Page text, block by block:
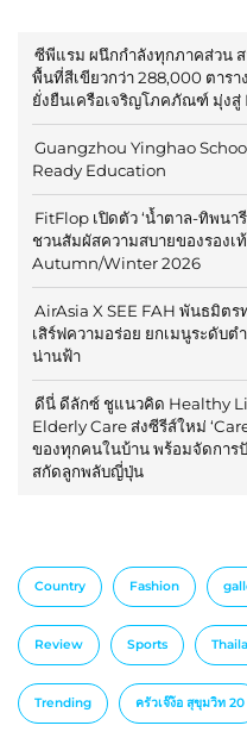
ซีพีแรม ผนึกกำลังทุกภาคส่วน ส
พื้นที่สีเขียวกว่า 288,000 ตาร
ยั่งยืนเครือเจริญโภคภัณฑ์ มุ่งสู่
Guangzhou Yinghao
Ready Education
FitFlop เปิดตัว ‘น้ำตาล-ทิพน
ชวนสัมผัสความสบายของรองเ
Autumn/Winter 2026
AirAsia X SEE FAH พันธมิตร
เสิร์ฟความอร่อย ยกเมนูระดับต
น่านฟ้า
ดีนี่ ดีลักซ์ ชูแนวคิด Healthy
Elderly Care ส่งซีรีส์ใหม่
ของทุกคนในบ้าน พร้อมจัดการ
สกัดลูกพลับญี่ปุ่น
Country Fashion
Review Sports
Trending ครัวเจ๊ง้อ สุขุมวิท 20